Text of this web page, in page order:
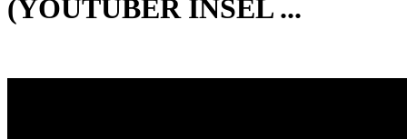
(YOUTUBER INSEL ...